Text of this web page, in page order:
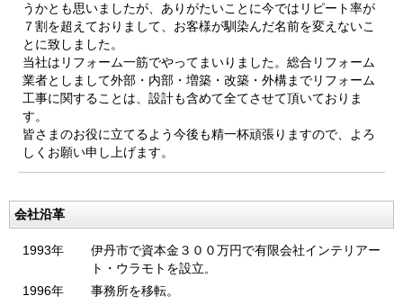
うかとも思いましたが、ありがたいことに今ではリピート率が
７割を超えておりまして、お客様が馴染んだ名前を変えないこ
とに致しました。
当社はリフォーム一筋でやってまいりました。総合リフォーム
業者としまして外部・内部・増築・改築・外構までリフォーム
工事に関することは、設計も含めて全てさせて頂いておりま
す。
皆さまのお役に立てるよう今後も精一杯頑張りますので、よろ
しくお願い申し上げます。
会社沿革
1993年
伊丹市で資本金３００万円で有限会社インテリアー
ト・ウラモトを設立。
1996年
事務所を移転。